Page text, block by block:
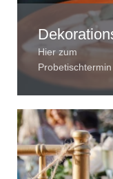
Hier zum
Probetischtermin